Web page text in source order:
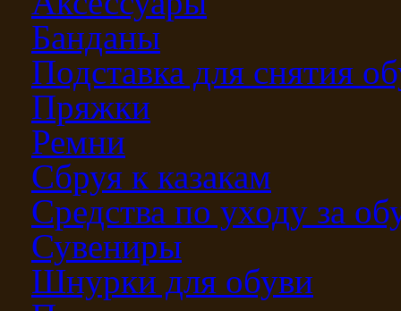
Банданы
Подставка для снятия
Пряжки
Ремни
Сбруя к казакам
Средства по уходу за
Сувениры
Шнурки для обуви